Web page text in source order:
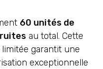
60 unités de
au total. Cette
garantit une
exceptionnelle